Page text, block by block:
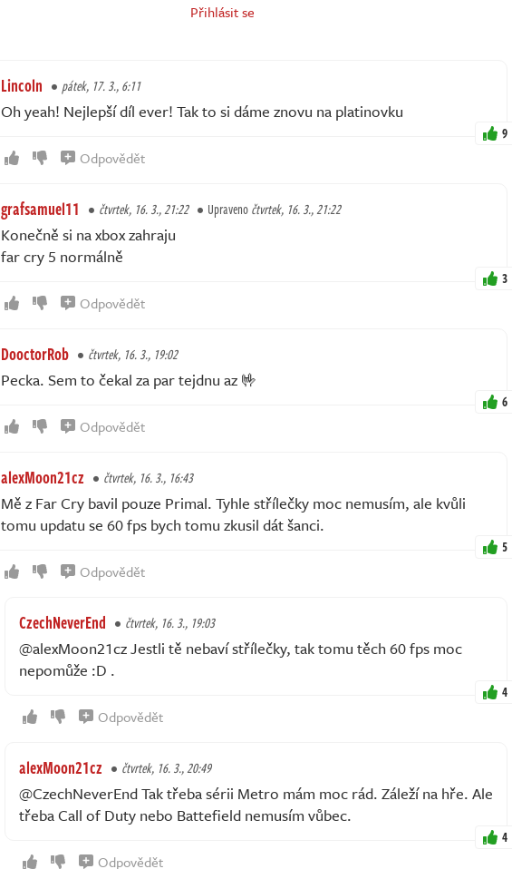
Přihlásit se
Lincoln pátek, 17. 3., 6:11
Oh yeah! Nejlepší díl ever! Tak to si dáme znovu na platinovku
9
Odpovědět
grafsamuel11 čtvrtek, 16. 3., 21:22 Upravenočtvrtek, 16. 3., 21:22
Konečně si na xbox zahraju
far cry 5 normálně
3
Odpovědět
DooctorRob čtvrtek, 16. 3., 19:02
Pecka. Sem to čekal za par tejdnu az 🤟
6
Odpovědět
alexMoon21cz čtvrtek, 16. 3., 16:43
Mě z Far Cry bavil pouze Primal. Tyhle střílečky moc nemusím, ale kvůli
tomu updatu se 60 fps bych tomu zkusil dát šanci.
5
Odpovědět
CzechNeverEnd čtvrtek, 16. 3., 19:03
@alexMoon21cz Jestli tě nebaví střílečky, tak tomu těch 60 fps moc
nepomůže :D .
4
Odpovědět
alexMoon21cz čtvrtek, 16. 3., 20:49
@CzechNeverEnd Tak třeba sérii Metro mám moc rád. Záleží na hře. Ale
třeba Call of Duty nebo Battefield nemusím vůbec.
4
Odpovědět